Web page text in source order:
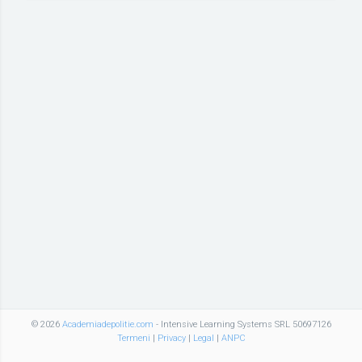
© 2026 Academiadepolitie.com - Intensive Learning Systems SRL 50697126
Termeni | Privacy| Legal | ANPC